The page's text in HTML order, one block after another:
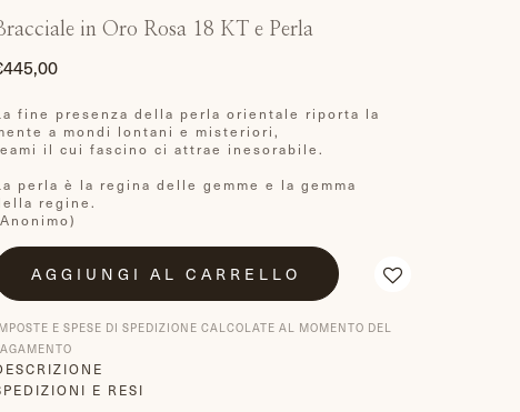
in Oro Rosa 18 KT e Perla
fine presenza della perla orientale riporta la
a mondi lontani e misteriori,
il cui fascino ci attrae inesorabile.
perla è la regina delle gemme e la gemma
regine.
AGGIUNGI AL CARRELLO
E SPESE DI SPEDIZIONE CALCOLATE AL MOMENTO DEL
E RESI